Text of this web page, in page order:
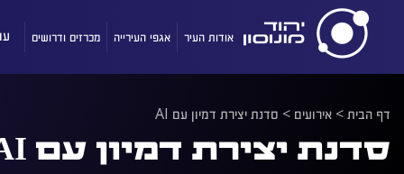
אודות העיר אגפי העירייה מכרזים ודרושים
דף הבית> אירועים > סדנת יצירת דמיון עם AI
סדנת יצירת דמיון עם AI